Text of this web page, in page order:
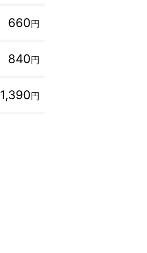
660円
840円
1,390円